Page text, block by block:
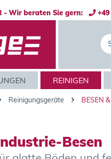
- Wir beraten Sie gern:
REINIGEN
Reinigungsgeräte BESEN
Besen